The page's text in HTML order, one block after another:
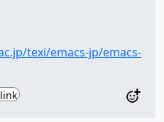
texi/emacs-jp/emacs-